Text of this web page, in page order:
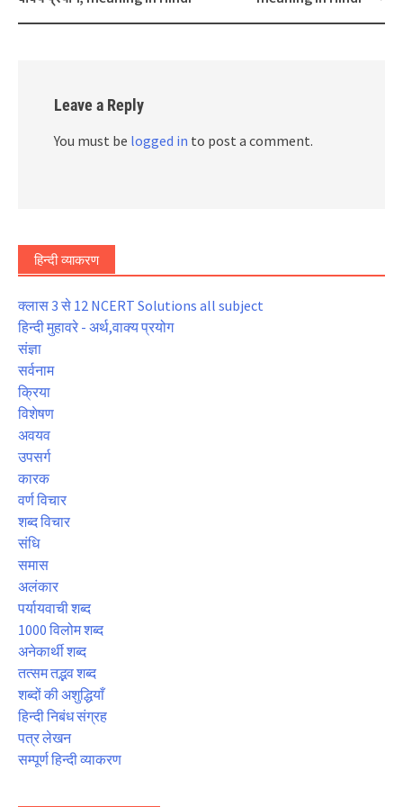
Leave a Reply
You must be logged in to post a comment.
हिन्दी व्याकरण
क्लास 3 से 12 NCERT Solutions all subject
हिन्दी मुहावरे - अर्थ,वाक्य प्रयोग
संज्ञा
सर्वनाम
क्रिया
विशेषण
अवयव
उपसर्ग
कारक
वर्ण विचार
शब्द विचार
संधि
समास
अलंकार
पर्यायवाची शब्द
1000 विलोम शब्द
अनेकार्थी शब्द
तत्सम तद्भव शब्द
शब्दों की अशुद्धियाँ
हिन्दी निबंध संग्रह
पत्र लेखन
सम्पूर्ण हिन्दी व्याकरण